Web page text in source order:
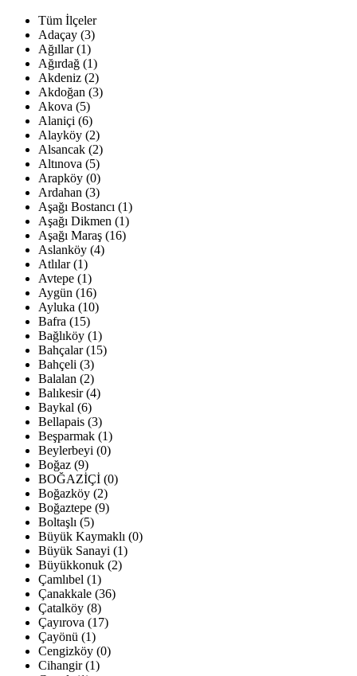
Tüm İlçeler
Adaçay (3)
Ağıllar (1)
Ağırdağ (1)
Akdeniz (2)
Akdoğan (3)
Akova (5)
Alaniçi (6)
Alayköy (2)
Alsancak (2)
Altınova (5)
Arapköy (0)
Ardahan (3)
Aşağı Bostancı (1)
Aşağı Dikmen (1)
Aşağı Maraş (16)
Aslanköy (4)
Atlılar (1)
Avtepe (1)
Aygün (16)
Ayluka (10)
Bafra (15)
Bağlıköy (1)
Bahçalar (15)
Bahçeli (3)
Balalan (2)
Balıkesir (4)
Baykal (6)
Bellapais (3)
Beşparmak (1)
Beylerbeyi (0)
Boğaz (9)
BOĞAZİÇİ (0)
Boğazköy (2)
Boğaztepe (9)
Boltaşlı (5)
Büyük Kaymaklı (0)
Büyük Sanayi (1)
Büyükkonuk (2)
Çamlıbel (1)
Çanakkale (36)
Çatalköy (8)
Çayırova (17)
Çayönü (1)
Cengizköy (0)
Cihangir (1)